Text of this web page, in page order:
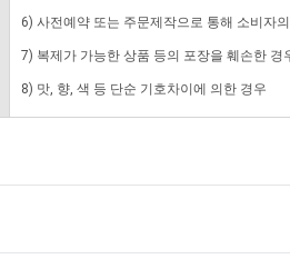
6) 사전예약 또는 주문제작으로 통해 소비자
7) 복제가 가능한 상품 등의 포장을 훼손한 경
8) 맛, 향, 색 등 단순 기호차이에 의한 경우